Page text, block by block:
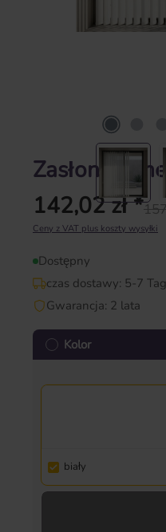
Zasłona
Cena regularna:
142,02 zł *
Ceny z VAT plus koszty wysyłki
Dostępny
czas dostawy: 5-7
Gwarancja: 2 lata
Kolor
biały